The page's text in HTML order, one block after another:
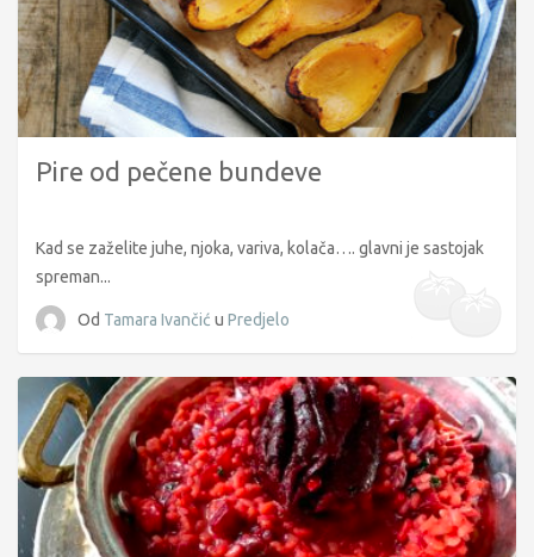
Pire od pečene bundeve
Kad se zaželite juhe, njoka, variva, kolača…. glavni je sastojak
spreman...
Od Tamara Ivančić u Predjelo